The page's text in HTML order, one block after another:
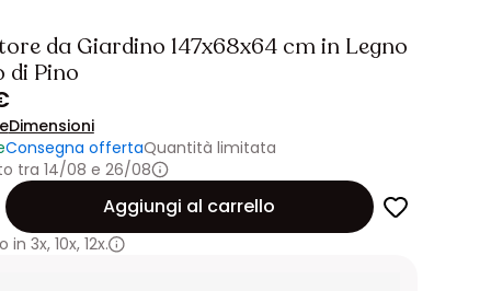
da Giardino 147x68x64 cm in Legno
di Pino
Dimensioni
Consegna offertaQuantità limitata
tra 14/08 e 26/08
Aggiungi al carrello
in 3x, 10x, 12x.